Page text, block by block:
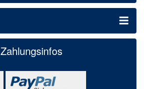
Zahlungsinfos